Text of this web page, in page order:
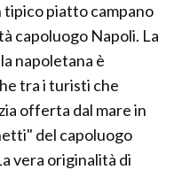
tipico piatto campano
capoluogo Napoli. La
napoletana è
tra i turisti che
offerta dal mare in
del capoluogo
vera originalità di